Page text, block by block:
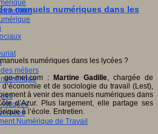
métiers
Numérique de Travail
manuels numériques dans les
met.com : Martine Gadille, chargée de
et de sociologie du travail (Lest),
à venir des manuels numériques dans
d’Azur. Plus largement, elle partage ses
à l’école. Entretien.